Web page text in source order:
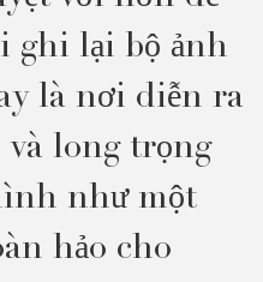
ghi lại bộ ảnh
là nơi diễn ra
và long trọng
như một
hảo cho